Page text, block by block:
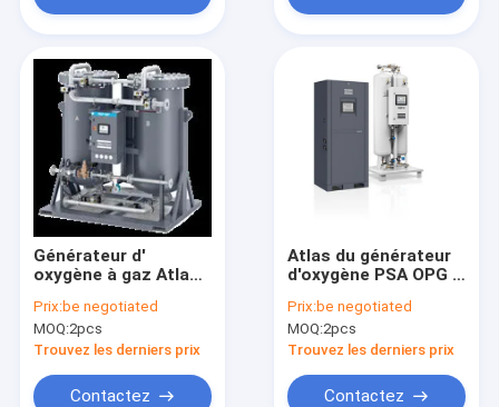
Générateur d'
oxygène à gaz Atlas,
PSA OGP 5 700 mm
Largeur
Prix:be negotiated
MOQ:2pcs
Trouvez les derniers prix
Contactez
Atlas du générateur
d'oxygène PSA OPG 6
tout compris
Prix:be negotiated
MOQ:2pcs
Trouvez les derniers prix
Contactez